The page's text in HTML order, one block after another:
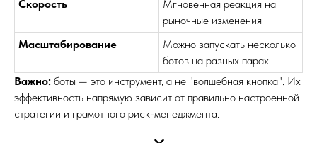
Скорость
Мгновенная реакция на
рыночные изменения
Масштабирование
Можно запускать несколько
ботов на разных парах
Важно: боты — это инструмент, а не "волшебная кнопка". Их
эффективность напрямую зависит от правильно настроенной
стратегии и грамотного риск-менеджмента.